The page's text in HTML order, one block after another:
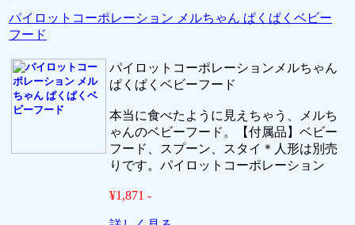
パイロットコーポレーション メルちゃん ぱくぱくベビー
フード
パイロットコーポレーションメルちゃん
ぱくぱくベビーフード
本当に食べたように見えちゃう、メルち
ゃんのベビーフード。【付属品】ベビー
フード、スプーン、スタイ＊人形は別売
りです。パイロットコーポレーション
¥1,871 -